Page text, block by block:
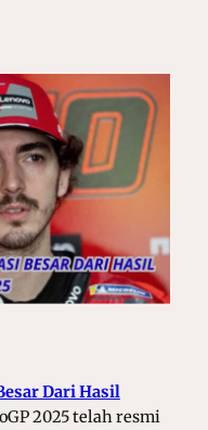
Dari Hasil
2025 telah resmi